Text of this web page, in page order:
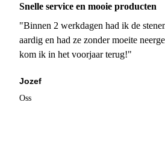
Snelle service en mooie producten
"Binnen 2 werkdagen had ik de
aardig en had ze zonder moeite
kom ik in het voorjaar terug!"
Jozef
Oss